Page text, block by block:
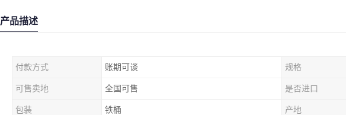
产品描述
付款方式 账期可谈 规格
可售卖地 全国可售 是否进口
包装 铁桶 产地